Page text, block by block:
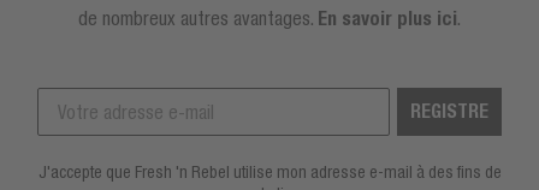
de nombreux autres avantages. En savoir plus ici.
REGISTRE
J'accepte que Fresh 'n Rebel utilise mon adresse e-mail à des fins de